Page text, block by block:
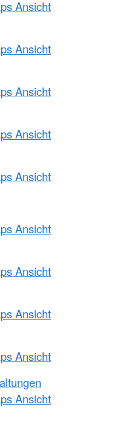
Ansicht
Ansicht
Ansicht
Ansicht
Ansicht
Ansicht
Ansicht
Ansicht
Ansicht
Ansicht